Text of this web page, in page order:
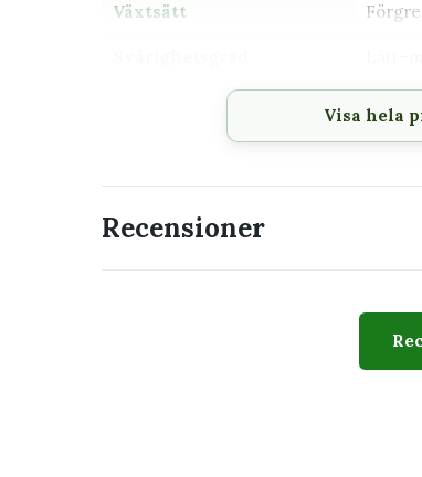
Växtsätt
Ljusa rum utan stark middagssol
Visa hela
Recensioner